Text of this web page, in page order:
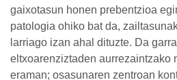
gaixotasun honen prebentzioa
patologia ohiko bat da,
larriago izan ahal dituzte. Da
eltxoarenziztaden aurrezaintzako
eraman; osasunaren zentroan